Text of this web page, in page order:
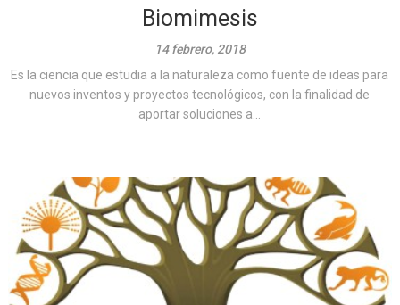
Biomimesis
14 febrero, 2018
Es la ciencia que estudia a la naturaleza como fuente de ideas para
nuevos inventos y proyectos tecnológicos, con la finalidad de
aportar soluciones a...